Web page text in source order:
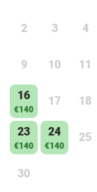
2 3 4
9 10 11
16
€140
17 18
23
€140
24
€140
25
30